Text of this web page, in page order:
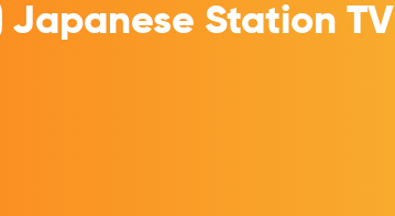
Japanese Station TV